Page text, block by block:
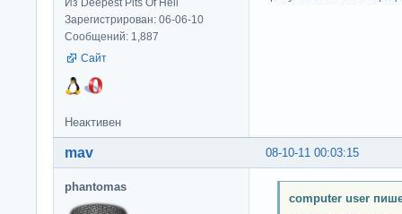
Из Deepest Pits Of Hell
Зарегистрирован: 06-06-10
Сообщений: 1,887
Сайт
Неактивен
08-10-11 00:03:15
mav
phantomas
computer user